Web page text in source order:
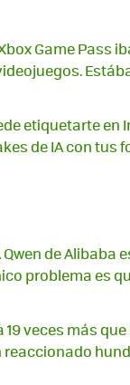
Game Pass
etiquetarte en
de IA con tus
Qwen de Alibaba
problema es
veces más
reaccionado